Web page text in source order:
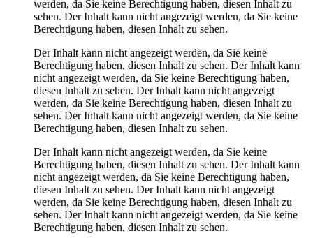
werden, da Sie keine Berechtigung haben, diesen Inhalt zu
sehen. Der Inhalt kann nicht angezeigt werden, da Sie keine
Berechtigung haben, diesen Inhalt zu sehen.
Der Inhalt kann nicht angezeigt werden, da Sie keine
Berechtigung haben, diesen Inhalt zu sehen. Der Inhalt kann
nicht angezeigt werden, da Sie keine Berechtigung haben,
diesen Inhalt zu sehen. Der Inhalt kann nicht angezeigt
werden, da Sie keine Berechtigung haben, diesen Inhalt zu
sehen. Der Inhalt kann nicht angezeigt werden, da Sie keine
Berechtigung haben, diesen Inhalt zu sehen.
Der Inhalt kann nicht angezeigt werden, da Sie keine
Berechtigung haben, diesen Inhalt zu sehen. Der Inhalt kann
nicht angezeigt werden, da Sie keine Berechtigung haben,
diesen Inhalt zu sehen. Der Inhalt kann nicht angezeigt
werden, da Sie keine Berechtigung haben, diesen Inhalt zu
sehen. Der Inhalt kann nicht angezeigt werden, da Sie keine
Berechtigung haben, diesen Inhalt zu sehen.